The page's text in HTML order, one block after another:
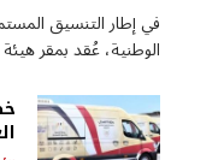
في إطار التنسيق
الوطنية، عُقد بمقر